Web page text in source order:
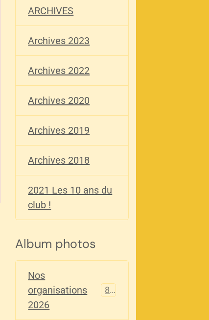
ARCHIVES
Archives 2023
Archives 2022
Archives 2020
Archives 2019
Archives 2018
2021 Les 10 ans du
club !
Album photos
Nos
organisations
2026
82